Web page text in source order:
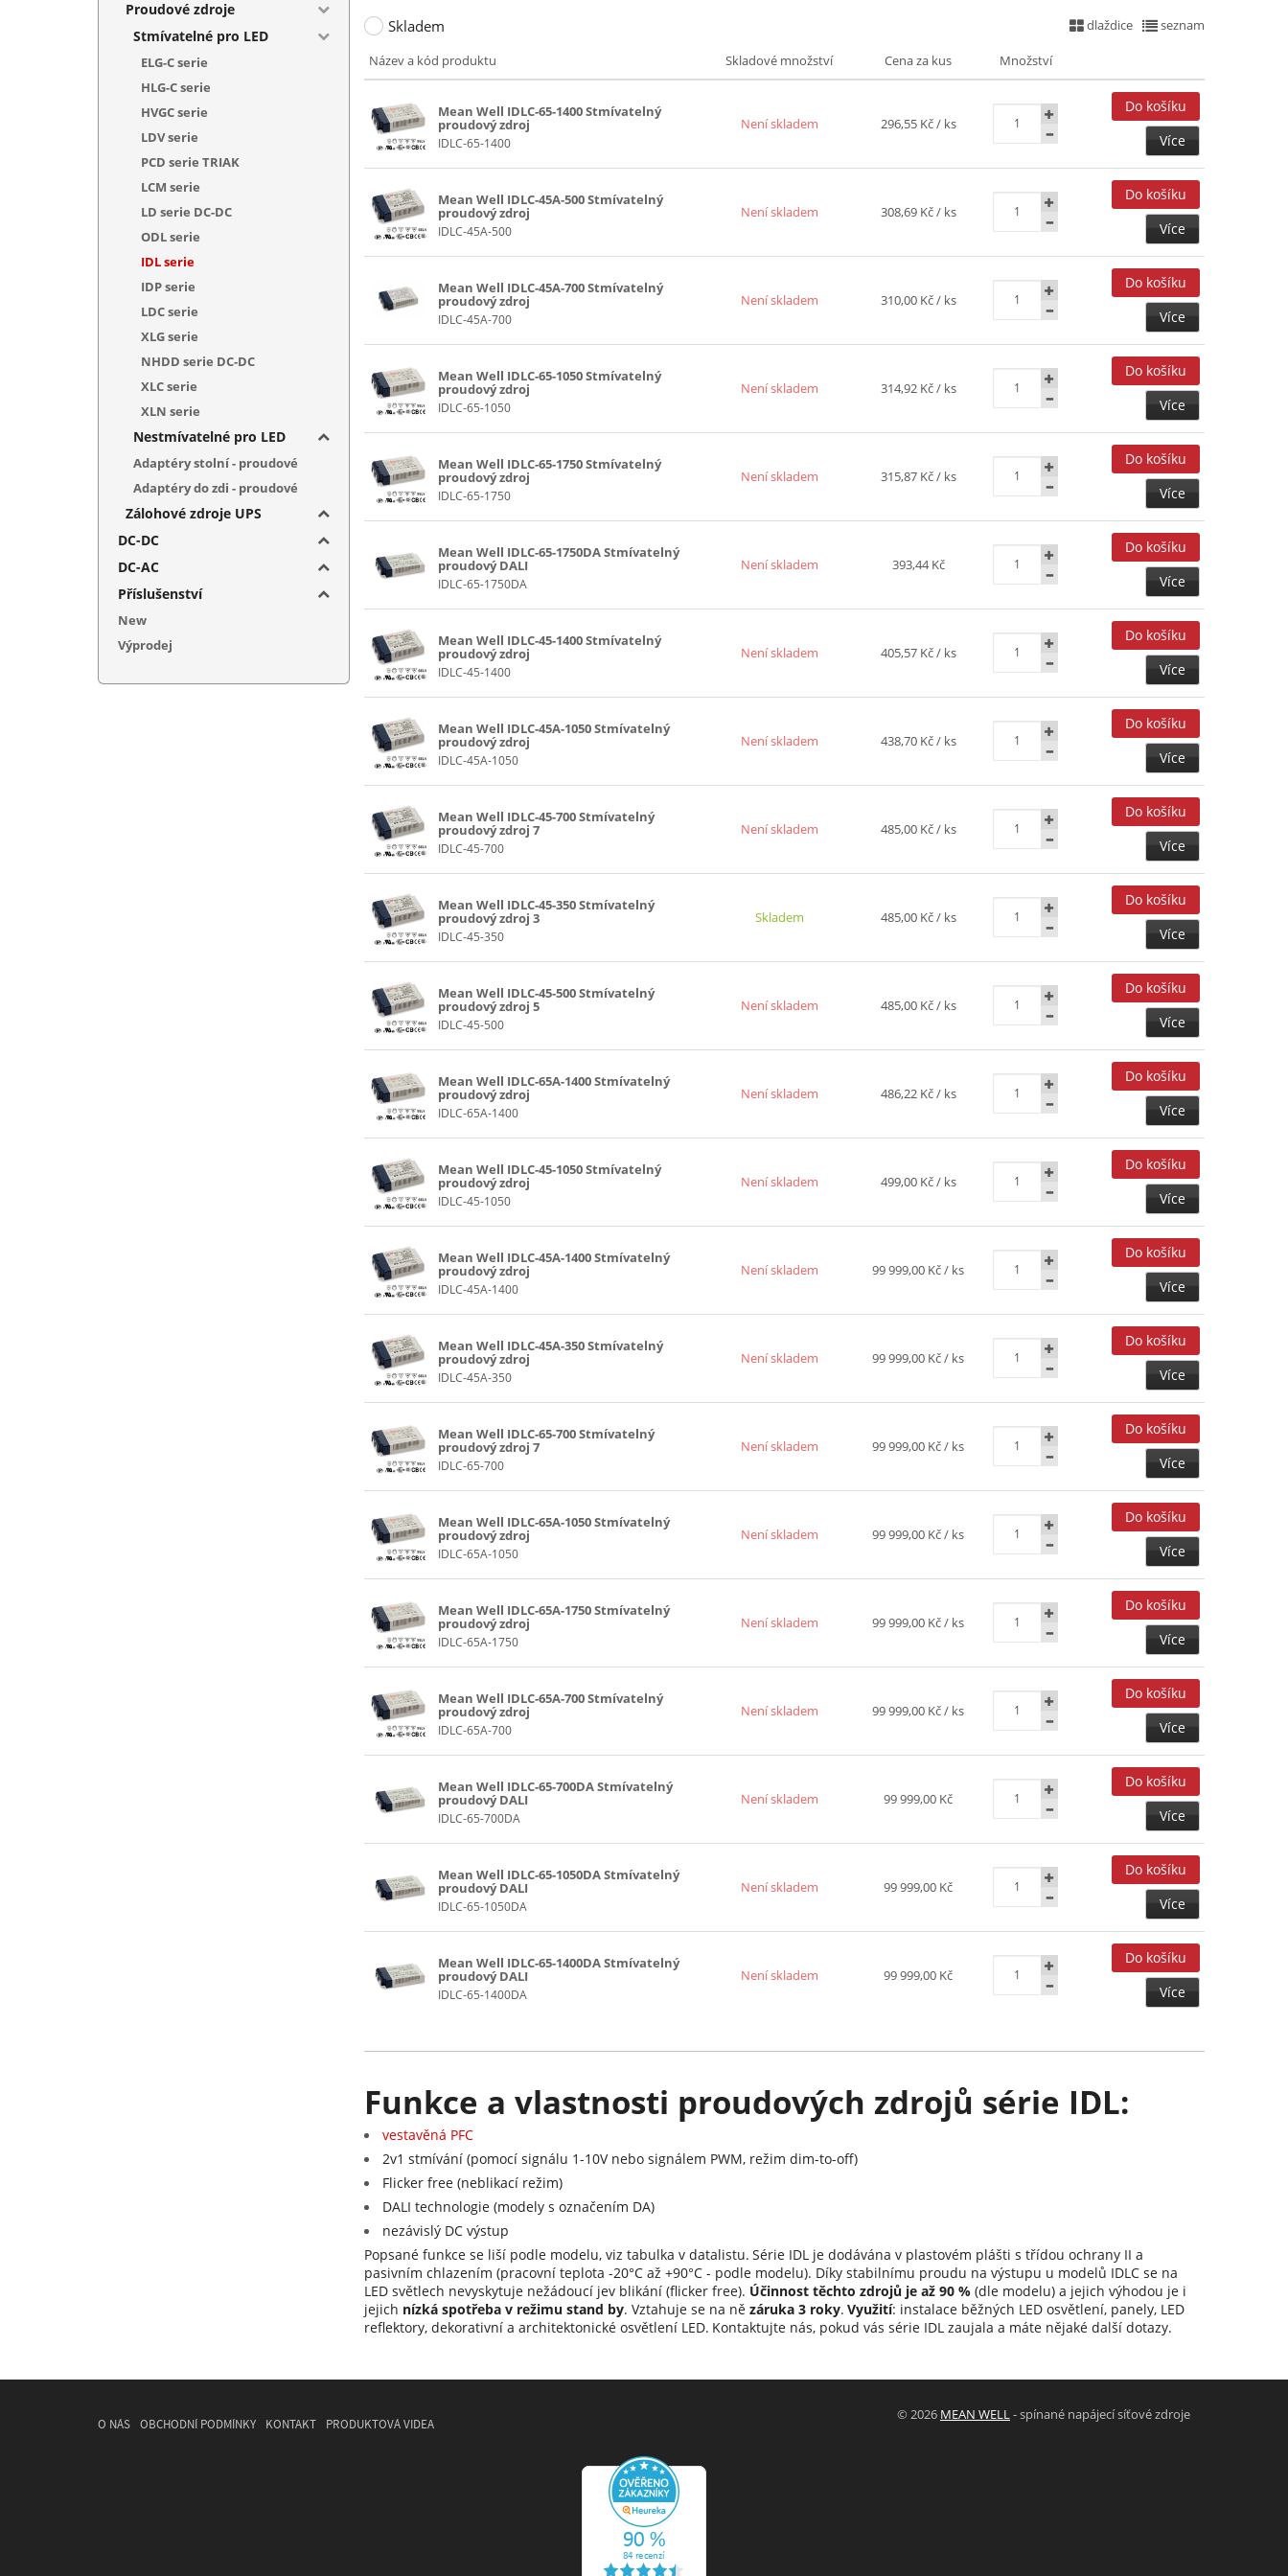
Skladem dlaždice seznam
Název a kód produktu Skladové množství Cena za kus Množství
Mean Well IDLC-65-1400 Stmívatelný
proudový zdroj
IDLC-65-1400
Není skladem 296,55 Kč/ ks
Více
Mean Well IDLC-45A-500 Stmívatelný
proudový zdroj
IDLC-45A-500
Není skladem 308,69 Kč/ ks
Více
Mean Well IDLC-45A-700 Stmívatelný
proudový zdroj
IDLC-45A-700
Není skladem 310,00 Kč/ ks
Více
Mean Well IDLC-65-1050 Stmívatelný
proudový zdroj
IDLC-65-1050
Není skladem 314,92 Kč/ ks
Více
Mean Well IDLC-65-1750 Stmívatelný
proudový zdroj
IDLC-65-1750
Není skladem 315,87 Kč/ ks
Více
Mean Well IDLC-65-1750DA Stmívatelný
proudový DALI
IDLC-65-1750DA
Není skladem 393,44 Kč
Více
Mean Well IDLC-45-1400 Stmívatelný
proudový zdroj
IDLC-45-1400
Není skladem 405,57 Kč/ ks
Více
Mean Well IDLC-45A-1050 Stmívatelný
proudový zdroj
IDLC-45A-1050
Není skladem 438,70 Kč/ ks
Více
Mean Well IDLC-45-700 Stmívatelný
proudový zdroj 7
IDLC-45-700
Není skladem 485,00 Kč/ ks
Více
Mean Well IDLC-45-350 Stmívatelný
proudový zdroj 3
IDLC-45-350
Skladem 485,00 Kč/ ks
Více
Mean Well IDLC-45-500 Stmívatelný
proudový zdroj 5
IDLC-45-500
Není skladem 485,00 Kč/ ks
Více
Mean Well IDLC-65A-1400 Stmívatelný
proudový zdroj
IDLC-65A-1400
Není skladem 486,22 Kč/ ks
Více
Mean Well IDLC-45-1050 Stmívatelný
proudový zdroj
IDLC-45-1050
Není skladem 499,00 Kč/ ks
Více
Mean Well IDLC-45A-1400 Stmívatelný
proudový zdroj
IDLC-45A-1400
Není skladem 99 999,00 Kč/ ks
Více
Mean Well IDLC-45A-350 Stmívatelný
proudový zdroj
IDLC-45A-350
Není skladem 99 999,00 Kč/ ks
Více
Mean Well IDLC-65-700 Stmívatelný
proudový zdroj 7
IDLC-65-700
Není skladem 99 999,00 Kč/ ks
Více
Mean Well IDLC-65A-1050 Stmívatelný
proudový zdroj
IDLC-65A-1050
Není skladem 99 999,00 Kč/ ks
Více
Mean Well IDLC-65A-1750 Stmívatelný
proudový zdroj
IDLC-65A-1750
Není skladem 99 999,00 Kč/ ks
Více
Mean Well IDLC-65A-700 Stmívatelný
proudový zdroj
IDLC-65A-700
Není skladem 99 999,00 Kč/ ks
Více
Mean Well IDLC-65-700DA Stmívatelný
proudový DALI
IDLC-65-700DA
Není skladem 99 999,00 Kč
Více
Mean Well IDLC-65-1050DA Stmívatelný
proudový DALI
IDLC-65-1050DA
Není skladem 99 999,00 Kč
Více
Mean Well IDLC-65-1400DA Stmívatelný
proudový DALI
IDLC-65-1400DA
Není skladem 99 999,00 Kč
Více
Funkce a vlastnosti proudových zdrojů série IDL:
vestavěná PFC
2v1 stmívání (pomocí signálu 1-10V nebo signálem PWM, režim dim-to-off)
Flicker free (neblikací režim)
DALI technologie (modely s označením DA)
nezávislý DC výstup
Popsané funkce se liší podle modelu, viz tabulka v datalistu. Série IDL je dodávána v plastovém plášti s třídou ochrany II a
pasivním chlazením (pracovní teplota -20°C až +90°C - podle modelu). Díky stabilnímu proudu na výstupu u modelů IDLC se na
LED světlech nevyskytuje nežádoucí jev blikání (flicker free). Účinnost těchto zdrojů je až 90 %(dle modelu) a jejich výhodou je i
jejich nízká spotřeba v režimu stand by. Vztahuje se na ně záruka 3 roky. Využití: instalace běžných LED osvětlení, panely, LED
reflektory, dekorativní a architektonické osvětlení LED. Kontaktujte nás, pokud vás série IDL zaujala a máte nějaké další dotazy.
Proudové zdroje
Stmívatelné pro LED
ELG-C serie
HLG-C serie
HVGC serie
LDV serie
PCD serie TRIAK
LCM serie
LD serie DC-DC
ODL serie
IDL serie
IDP serie
LDC serie
XLG serie
NHDD serie DC-DC
XLC serie
XLN serie
Nestmívatelné pro LED
Adaptéry stolní - proudové
Adaptéry do zdi - proudové
Zálohové zdroje UPS
DC-DC
DC-AC
Příslušenství
New
Výprodej
O NÁS OBCHODNÍ PODMÍNKY KONTAKT PRODUKTOVÁ VIDEA
© 2026 MEAN WELL- spínané napájecí síťové zdroje